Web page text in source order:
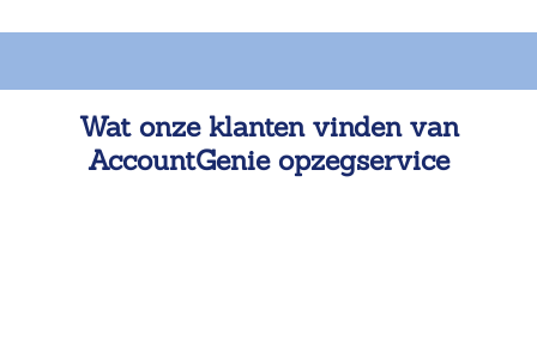
Wat onze klanten vinden van
AccountGenie opzegservice